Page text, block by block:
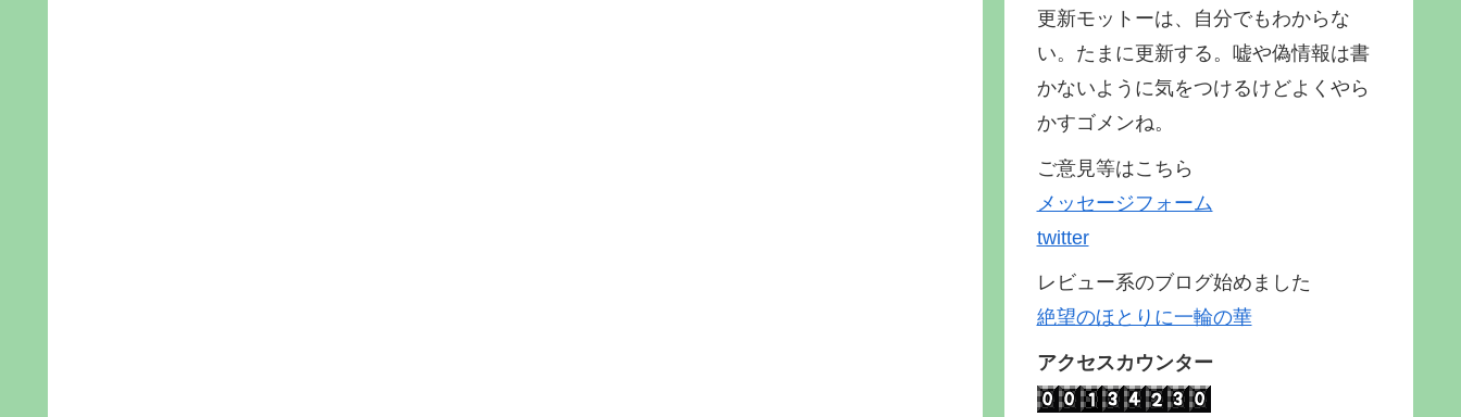
更新モットーは、自分でもわからな
い。たまに更新する。嘘や偽情報は書
かないように気をつけるけどよくやら
かすゴメンね。
ご意見等はこちら
メッセージフォーム
twitter
レビュー系のブログ始めました
絶望のほとりに一輪の華
アクセスカウンター